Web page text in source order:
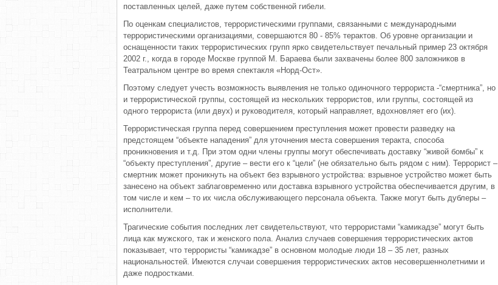
поставленных целей, даже путем собственной гибели.
По оценкам специалистов, террористическими группами, связанными с международными
террористическими организациями, совершаются 80 - 85% терактов. Об уровне организации и
оснащенности таких террористических групп ярко свидетельствует печальный пример 23 октября
2002 г., когда в городе Москве группой М. Бараева были захвачены более 800 заложников в
Театральном центре во время спектакля «Норд-Ост».
Поэтому следует учесть возможность выявления не только одиночного террориста -“смертника”, но
и террористической группы, состоящей из нескольких террористов, или группы, состоящей из
одного террориста (или двух) и руководителя, который направляет, вдохновляет его (их).
Террористическая группа перед совершением преступления может провести разведку на
предстоящем “объекте нападения” для уточнения места совершения теракта, способа
проникновения и т.д. При этом одни члены группы могут обеспечивать доставку “живой бомбы” к
“объекту преступления”, другие – вести его к “цели” (не обязательно быть рядом с ним). Террорист –
смертник может проникнуть на объект без взрывного устройства: взрывное устройство может быть
занесено на объект заблаговременно или доставка взрывного устройства обеспечивается другим, в
том числе и кем – то их числа обслуживающего персонала объекта. Также могут быть дублеры –
исполнители.
Трагические события последних лет свидетельствуют, что террористами “камикадзе” могут быть
лица как мужского, так и женского пола. Анализ случаев совершения террористических актов
показывает, что террористы “камикадзе” в основном молодые люди 18 – 35 лет, разных
национальностей. Имеются случаи совершения террористических актов несовершеннолетними и
даже подростками.